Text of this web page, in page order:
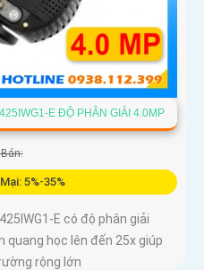
E ĐỘ PHÂN GIẢI 4.0MP
5%-35%
E có độ phân giải
quang học lên đến 25x giúp
rộng lớn